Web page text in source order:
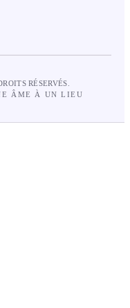
RÉSERVÉS.
ÂME À UN LIEU